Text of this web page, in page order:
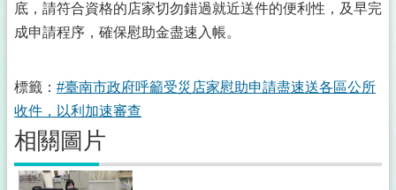
底，請符合資格的店家切勿錯過就近送件的便利性，及早完
成申請程序，確保慰助金盡速入帳。
標籤： #臺南市政府呼籲受災店家慰助申請盡速送各區公所
收件，以利加速審查
相關圖片